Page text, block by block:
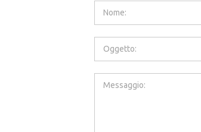
Nome:
Oggetto:
Messaggio: